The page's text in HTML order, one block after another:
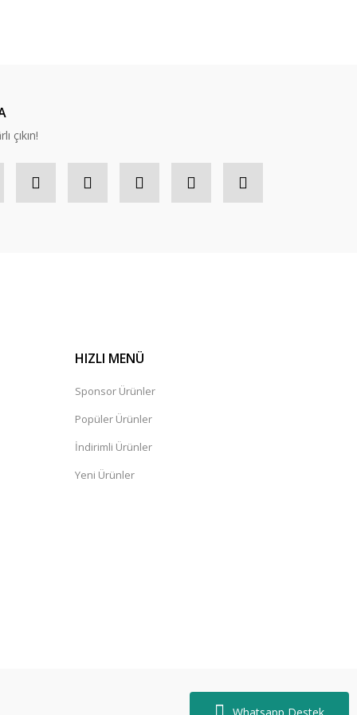
Whatsapp Destek
çıkın!
HIZLI MENÜ
Sponsor Ürünler
Popüler Ürünler
İndirimli Ürünler
Yeni Ürünler